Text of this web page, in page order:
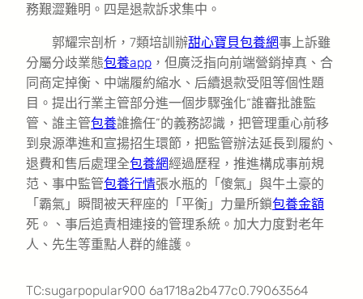
務艱澀難明。四是退款訴求集中。
郭耀宗剖析，7類培訓辦甜心寶貝包養網事上訴雖
分屬分歧業態包養app ，但廣泛指向前端營銷掉真、合
同商定掉衡、中端履約縮水、后續退款受阻等個性題
目。提出行業主管部分進一個步驟強化“誰審批誰監
管、誰主管包養誰擔任”的義務認識，把管理重心前移
到泉源準進和宣揚招生環節，把監管辦法延長到履約、
退費和售后處理全包養網經過歷程，推進構成事前規
范、事中監管包養行情張水瓶的「傻氣」與牛土豪的
「霸氣」瞬間被天秤座的「平衡」力量所鎖包養金額
死。、事后追責相連接的管理系統。加大力度對老年
人、先生等重點人群的維護。
TC:sugarpopular900 6a1718a2b477c0.79063564